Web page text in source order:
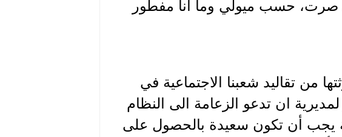
صرت، حسب ميولي وما أنا مفطور
من تقاليد شعبنا الاجتماعية في
ان تدعو الزعامة الى النظام
يجب أن تكون سعيدة بالحصول على